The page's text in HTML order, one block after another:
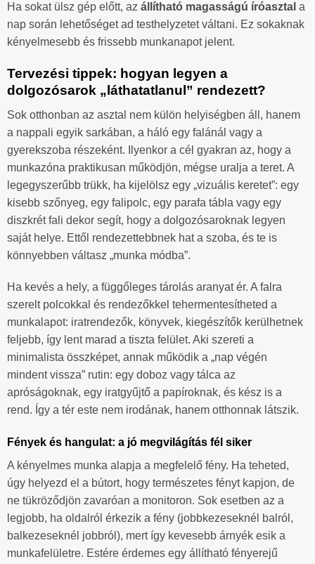
Ha sokat ülsz gép előtt, az állítható magasságú íróasztal a
nap során lehetőséget ad testhelyzetet váltani. Ez sokaknak
kényelmesebb és frissebb munkanapot jelent.
Tervezési tippek: hogyan legyen a
dolgozósarok „láthatatlanul” rendezett?
Sok otthonban az asztal nem külön helyiségben áll, hanem
a nappali egyik sarkában, a háló egy falánál vagy a
gyerekszoba részeként. Ilyenkor a cél gyakran az, hogy a
munkazóna praktikusan működjön, mégse uralja a teret. A
legegyszerűbb trükk, ha kijelölsz egy „vizuális keretet”: egy
kisebb szőnyeg, egy falipolc, egy parafa tábla vagy egy
diszkrét fali dekor segít, hogy a dolgozósaroknak legyen
saját helye. Ettől rendezettebbnek hat a szoba, és te is
könnyebben váltasz „munka módba”.
Ha kevés a hely, a függőleges tárolás aranyat ér. A falra
szerelt polcokkal és rendezőkkel tehermentesítheted a
munkalapot: iratrendezők, könyvek, kiegészítők kerülhetnek
feljebb, így lent marad a tiszta felület. Aki szereti a
minimalista összképet, annak működik a „nap végén
mindent vissza” rutin: egy doboz vagy tálca az
apróságoknak, egy iratgyűjtő a papíroknak, és kész is a
rend. Így a tér este nem irodának, hanem otthonnak látszik.
Fények és hangulat: a jó megvilágítás fél siker
A kényelmes munka alapja a megfelelő fény. Ha teheted,
úgy helyezd el a bútort, hogy természetes fényt kapjon, de
ne tükröződjön zavaróan a monitoron. Sok esetben az a
legjobb, ha oldalról érkezik a fény (jobbkezeseknél balról,
balkezeseknél jobbról), mert így kevesebb árnyék esik a
munkafelületre. Estére érdemes egy állítható fényerejű